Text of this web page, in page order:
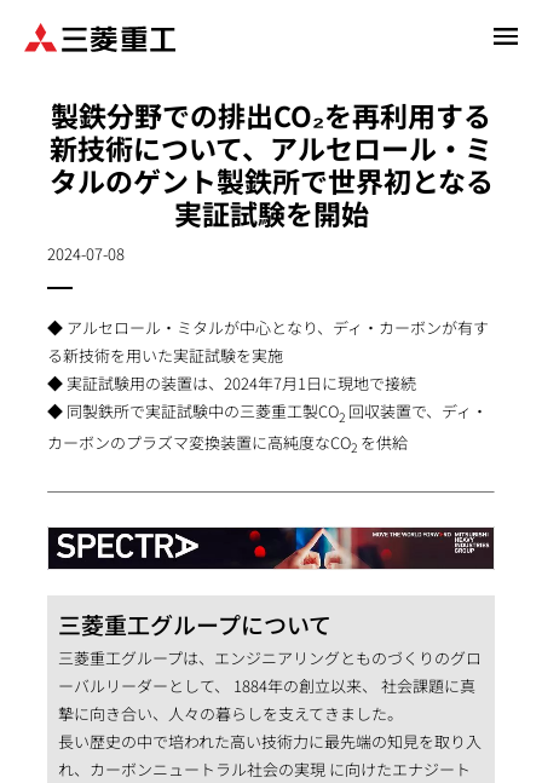
製鉄分野での排出CO₂を再利用する
新技術について、アルセロール・ミ
タルのゲント製鉄所で世界初となる
実証試験を開始
2024-07-08
◆ アルセロール・ミタルが中心となり、ディ・カーボンが有す
る新技術を用いた実証試験を実施
◆ 実証試験用の装置は、2024年7月1日に現地で接続
◆ 同製鉄所で実証試験中の三菱重工製CO2 回収装置で、ディ・
カーボンのプラズマ変換装置に高純度なCO2 を供給
三菱重工グループについて
三菱重工グループは、エンジニアリングとものづくりのグロ
ーバルリーダーとして、 1884年の創立以来、 社会課題に真
摯に向き合い、人々の暮らしを支えてきました。
長い歴史の中で培われた高い技術力に最先端の知見を取り入
れ、カーボンニュートラル社会の実現 に向けたエナジート